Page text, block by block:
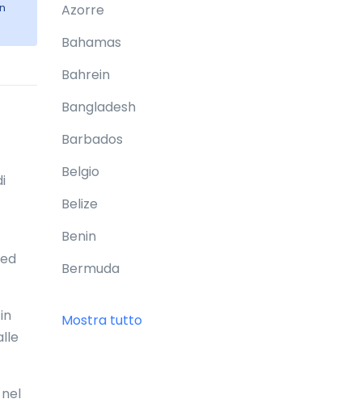
Azorre
Bahamas
Bahrein
Bangladesh
Barbados
Belgio
Belize
Benin
Bermuda
Mostra tutto